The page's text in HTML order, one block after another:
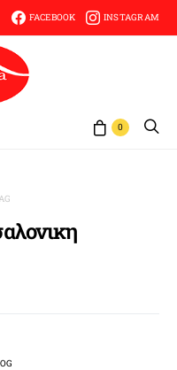
FACEBOOK INSTAGRAM
0